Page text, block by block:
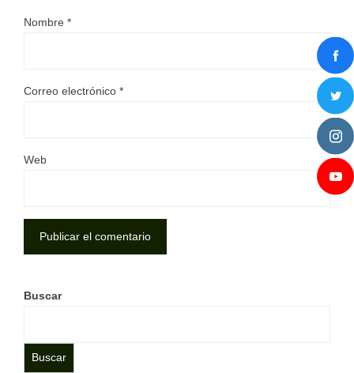
Nombre *
Correo electrónico *
Web
Buscar
Buscar